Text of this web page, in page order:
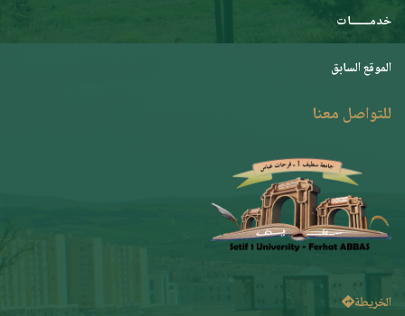
خدمـــــــات
الموقع السابق
للتواصل معنا
الخريطة